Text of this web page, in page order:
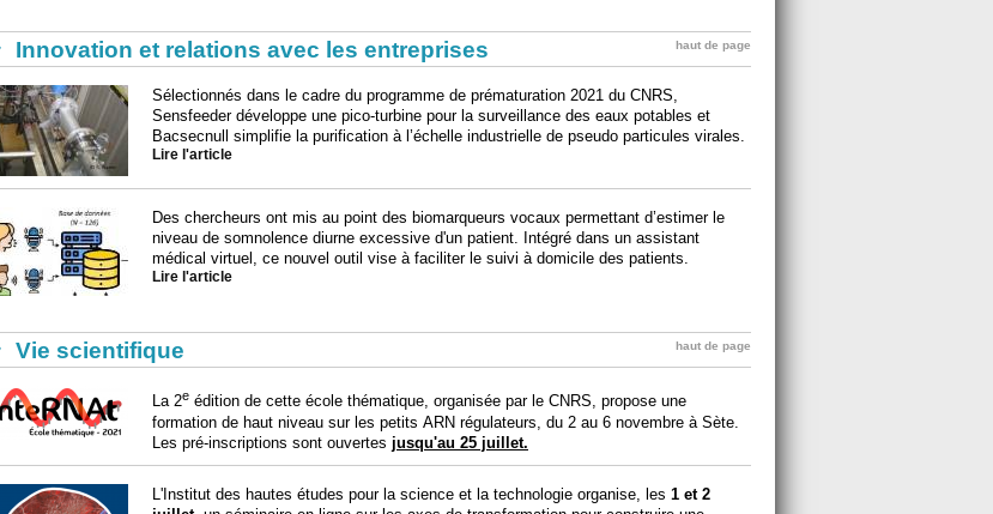
Innovation et relations avec les entreprises haut de page
Sélectionnés dans le cadre du programme de prématuration 2021 du CNRS,
Sensfeeder développe une pico-turbine pour la surveillance des eaux potables et
Bacsecnull simplifie la purification à l’échelle industrielle de pseudo particules virales.
Lire l'article
Des chercheurs ont mis au point des biomarqueurs vocaux permettant d’estimer le
niveau de somnolence diurne excessive d'un patient. Intégré dans un assistant
médical virtuel, ce nouvel outil vise à faciliter le suivi à domicile des patients.
Lire l'article
Vie scientifique haut de page
La 2e édition de cette école thématique, organisée par le CNRS, propose une
formation de haut niveau sur les petits ARN régulateurs, du 2 au 6 novembre à Sète.
Les pré-inscriptions sont ouvertes jusqu'au 25 juillet.
L'Institut des hautes études pour la science et la technologie organise, les 1 et 2